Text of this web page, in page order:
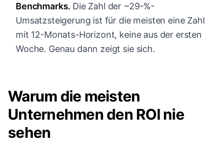
Benchmarks. Die Zahl der ~29-%-
Umsatzsteigerung ist für die meisten eine Zahl
mit 12-Monats-Horizont, keine aus der ersten
Woche. Genau dann zeigt sie sich.
Warum die meisten
Unternehmen den ROI nie
sehen